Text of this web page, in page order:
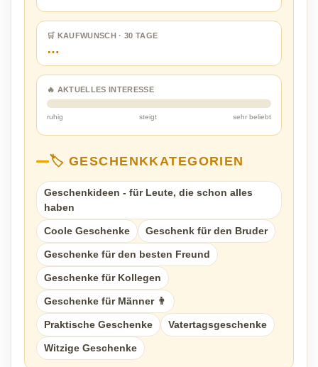
🛒 KAUFWUNSCH · 30 TAGE
…
🔥 AKTUELLES INTERESSE
ruhig steigt sehr beliebt
🏷️ GESCHENKKATEGORIEN
Geschenkideen - für Leute, die schon alles
haben
Coole Geschenke Geschenk für den Bruder
Geschenke für den besten Freund
Geschenke für Kollegen
Geschenke für Männer 👨
Praktische Geschenke Vatertagsgeschenke
Witzige Geschenke